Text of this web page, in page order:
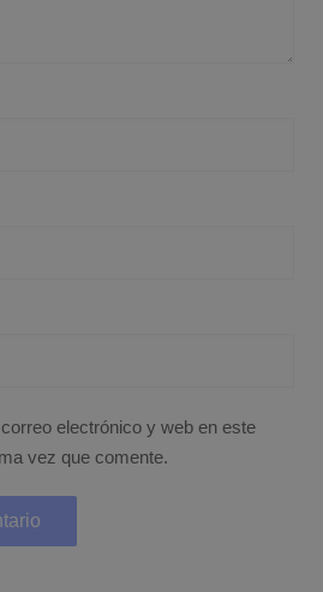
electrónico y web en este
vez que comente.